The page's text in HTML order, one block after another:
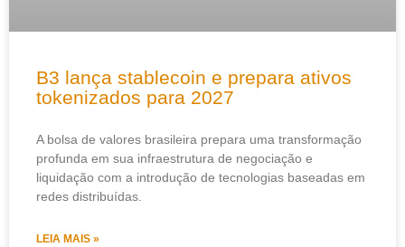
B3 lança stablecoin e prepara ativos
tokenizados para 2027
A bolsa de valores brasileira prepara uma transformação
profunda em sua infraestrutura de negociação e
liquidação com a introdução de tecnologias baseadas em
redes distribuídas.
LEIA MAIS »